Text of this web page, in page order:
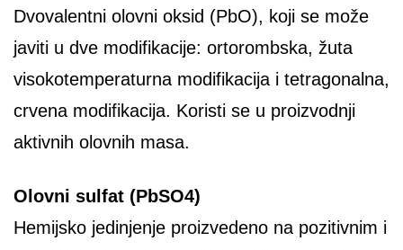
Dvovalentni olovni oksid (PbO), koji se može
javiti u dve modifikacije: ortorombska, žuta
visokotemperaturna modifikacija i tetragonalna,
crvena modifikacija. Koristi se u proizvodnji
aktivnih olovnih masa.
Olovni sulfat (PbSO4)
Hemijsko jedinjenje proizvedeno na pozitivnim i